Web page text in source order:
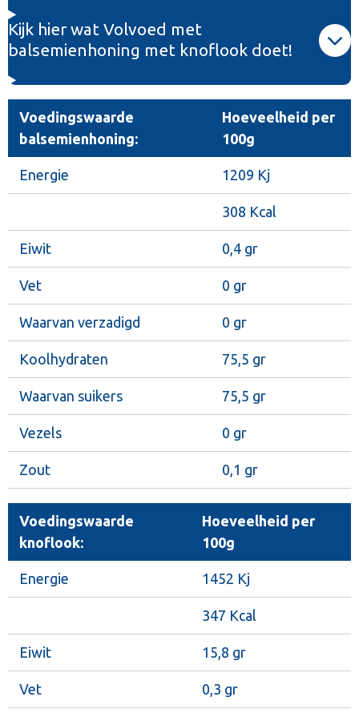
Kijk hier wat Volvoed met
balsemienhoning met knoflook doet!
Voedingswaarde
balsemienhoning:
Hoeveelheid per
100g
Energie 1209 Kj
308 Kcal
Eiwit 0,4 gr
Vet 0 gr
Waarvan verzadigd 0 gr
Koolhydraten 75,5 gr
Waarvan suikers 75,5 gr
Vezels 0 gr
Zout 0,1 gr
Voedingswaarde
knoflook:
Hoeveelheid per
100g
Energie 1452 Kj
347 Kcal
Eiwit 15,8 gr
Vet 0,3 gr